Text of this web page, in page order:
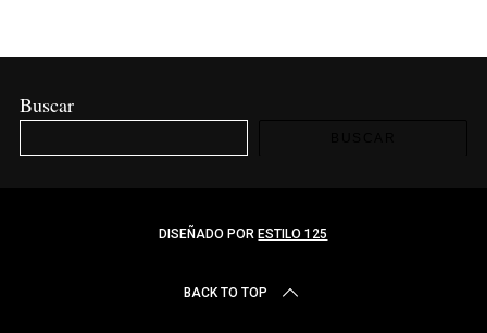
Buscar
DISEÑADO POR ESTILO 125
BACK TO TOP